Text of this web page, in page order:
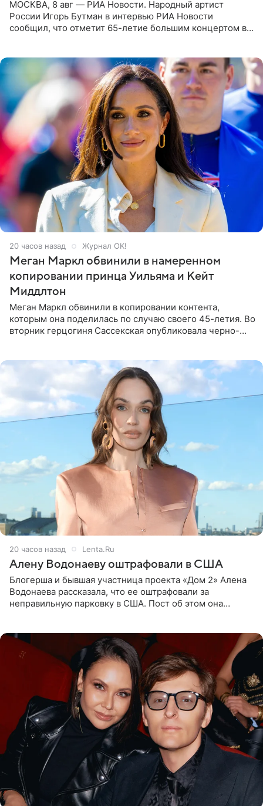
МОСКВА, 8 авг — РИА Новости. Народный артист
России Игорь Бутман в интервью РИА Новости
сообщил, что отметит 65-летие большим концертом в
20 часов назад Журнал OK!
Меган Маркл обвинили в намеренном
копировании принца Уильяма и Кейт
Миддлтон
Меган Маркл обвинили в копировании контента,
которым она поделилась по случаю своего 45-летия. Во
вторник герцогиня Сассекская опубликовала черно-
20 часов назад Lenta.Ru
Алену Водонаеву оштрафовали в США
Блогерша и бывшая участница проекта «Дом 2» Алена
Водонаева рассказала, что ее оштрафовали за
неправильную парковку в США. Пост об этом она